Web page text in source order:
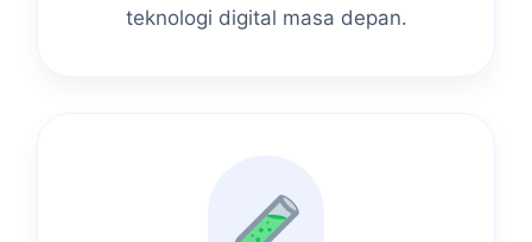
teknologi digital masa depan.